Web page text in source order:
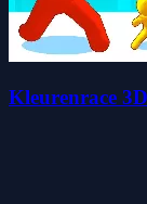
Kleurenrace 3D